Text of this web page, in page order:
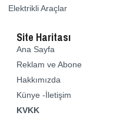
Elektrikli Araçlar
Site Haritası
Ana Sayfa
Reklam ve Abone
Hakkımızda
Künye -İletişim
KVKK